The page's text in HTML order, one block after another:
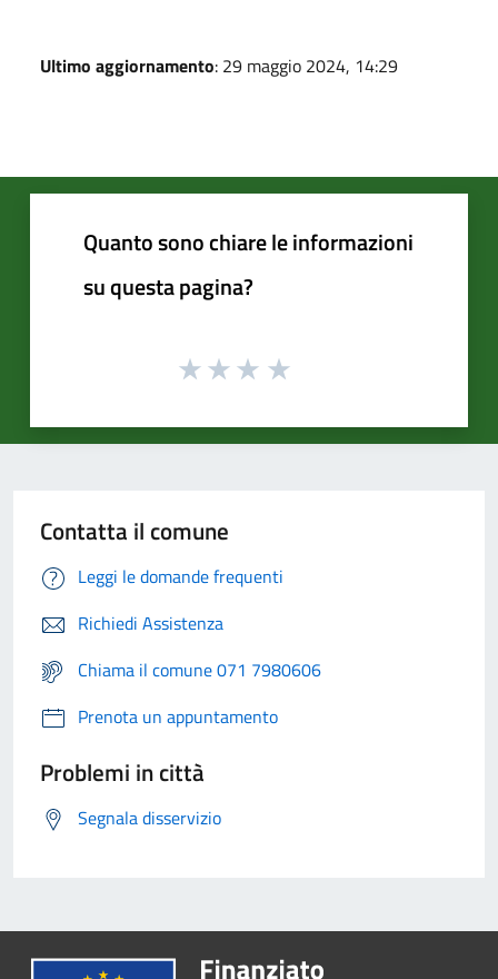
Ultimo aggiornamento: 29 maggio 2024, 14:29
Quanto sono chiare le informazioni
su questa pagina?
Contatta il comune
Leggi le domande frequenti
Richiedi Assistenza
Chiama il comune 071 7980606
Prenota un appuntamento
Problemi in città
Segnala disservizio